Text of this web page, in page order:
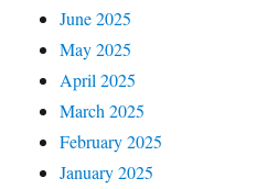
June 2025
May 2025
April 2025
March 2025
February 2025
January 2025